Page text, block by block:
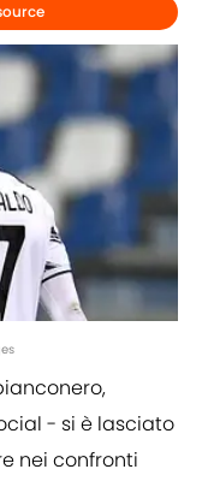
- si è lasciato
nei confronti